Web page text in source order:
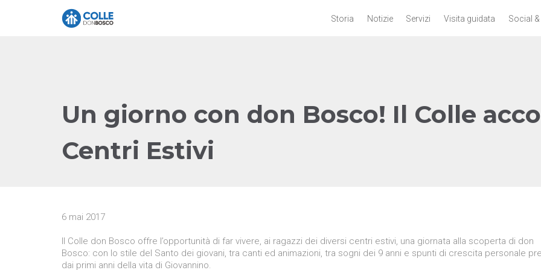
Storia Notizie Servizi Visita guidata Social
Un giorno con don Bosco! Il Colle
Centri Estivi
6 mai 2017
Il Colle don Bosco offre l’opportunità di far vivere, ai ragazzi dei diversi centri estivi, una giornata alla scoperta di don
Bosco: con lo stile del Santo dei giovani, tra canti ed animazioni, tra sogni dei 9 anni e spunti di crescita personale
dai primi anni della vita di Giovannino.